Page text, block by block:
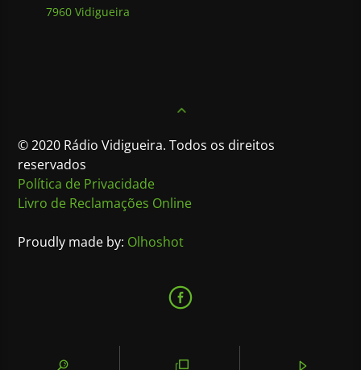
7960 Vidigueira
© 2020 Rádio Vidigueira. Todos os direitos
reservados
Política de Privacidade
Livro de Reclamações Online
Proudly made by: Olhoshot